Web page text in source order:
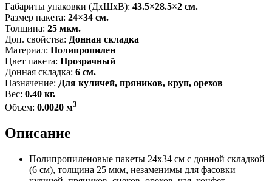
Габариты упаковки (ДxШxВ): 43.5×28.5×2 см.
Размер пакета: 24×34 см.
Толщина: 25 мкм.
Доп. свойства: Донная складка
Материал: Полипропилен
Цвет пакета: Прозрачный
Донная складка: 6 см.
Назначение: Для куличей, пряников, круп, орехов
Вес: 0.40 кг.
Объем: 0.0020 м3
Описание
Полипропиленовые пакеты 24x34 см с донной складкой
(6 см), толщина 25 мкм, незаменимы для фасовки